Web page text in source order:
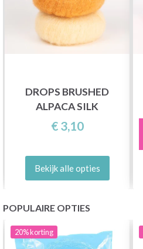
DROPS BRUSHED
ALPACA SILK
€ 3,10
Bekijk alle opties
POPULAIRE OPTIES
20%korting